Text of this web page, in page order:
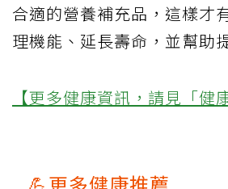
合適的營養補充品，這樣才
理機能、延長壽命，並幫助
【更多健康資訊，請見「健